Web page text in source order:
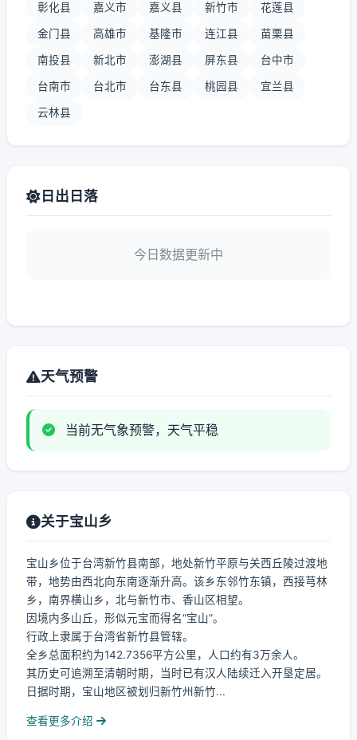
彰化县 嘉义市 嘉义县 新竹市 花莲县
金门县 高雄市 基隆市 连江县 苗栗县
南投县 新北市 澎湖县 屏东县 台中市
台南市 台北市 台东县 桃园县 宜兰县
云林县
日出日落
今日数据更新中
天气预警
当前无气象预警，天气平稳
关于宝山乡
宝山乡位于台湾新竹县南部，地处新竹平原与关西丘陵过渡地
带，地势由西北向东南逐渐升高。该乡东邻竹东镇，西接芎林
乡，南界横山乡，北与新竹市、香山区相望。
因境内多山丘，形似元宝而得名“宝山”。
行政上隶属于台湾省新竹县管辖。
全乡总面积约为142.7356平方公里，人口约有3万余人。
其历史可追溯至清朝时期，当时已有汉人陆续迁入开垦定居。
日据时期，宝山地区被划归新竹州新竹...
查看更多介绍